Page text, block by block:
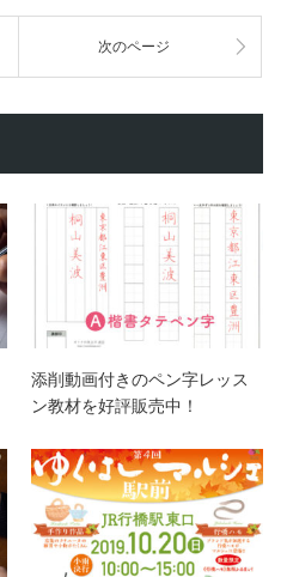
次のページ
添削動画付きのペン字レッス
ン教材を好評販売中！